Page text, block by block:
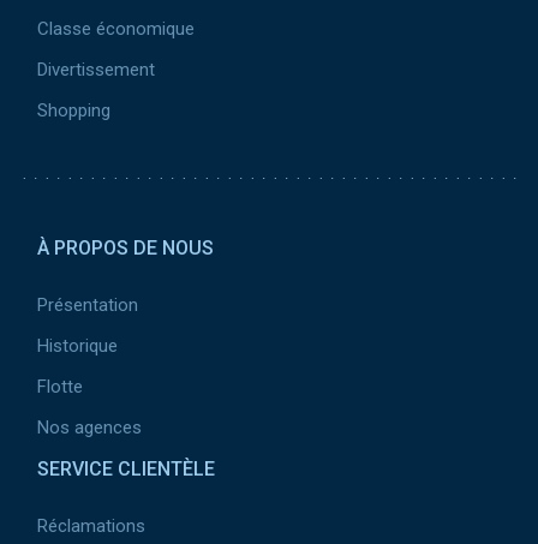
Classe économique
Divertissement
Shopping
À PROPOS DE NOUS
Présentation
Historique
Flotte
Nos agences
SERVICE CLIENTÈLE
Réclamations